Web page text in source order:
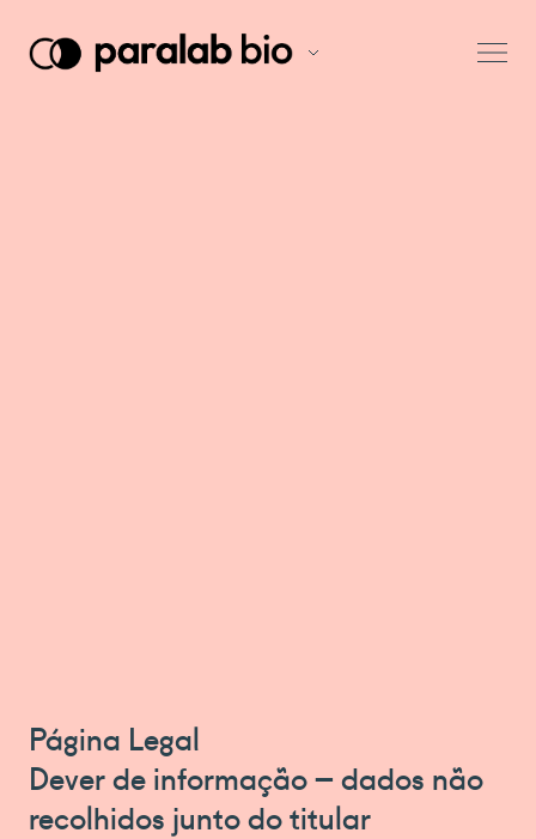
Página Legal
Dever de informação – dados não
recolhidos junto do titular